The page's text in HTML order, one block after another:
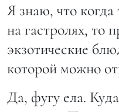
Я знаю, что
на гастролях, то
экзотические
которой можно
Да, фугу ела.